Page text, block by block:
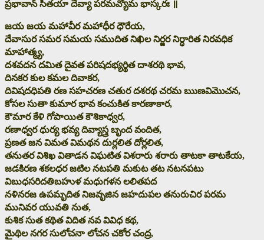
ప్రభావాన్ సీతయా దేవ్యా పరమవ్యోమ భాస్కరః ॥
జయ జయ మహావీర మహాధీర ధౌరేయ,
దేవాసుర సమర సమయ సముదిత నిఖిల నిర్జర నిర్ధారిత నిరవధిక
మాహాత్మ్య,
దశవదన దమిత దైవత పరిషదభ్యర్థిత దాశరథి భావ,
దినకర కుల కమల దివాకర,
దివిషదధిపతి రణ సహచరణ చతుర దశరథ చరమ ఋణవిమొచన,
కోసల సుతా కుమార భావ కంచుకిత కారణాకార,
కౌమార కేళి గోపాయిత కౌశికాధ్వర,
రణాధ్వర ధుర్య భవ్య దివ్యాస్త్ర బృంద వందిత,
ప్రణత జన విమత విమథన దుర్లలిత దోర్లలిత,
తనుతర విశిఖ వితాడన విఘటిత విశరారు శరారు తాటకా తాటకేయ,
జడకిరణ శకలధర జటిల నటపతి మకుట తట నటనపటు
విబుధసరిదతిబహుళ మధుగళన లలితపద
నళినరజ ఉపమృదిత నిజవృజిన జహదుపల తనురుచిర పరమ
మునివర యువతి నుత,
కుశిక సుత కథిత విదిత నవ వివిధ కథ,
మైథిల నగర సులోచనా లోచన చకోర చంద్ర,